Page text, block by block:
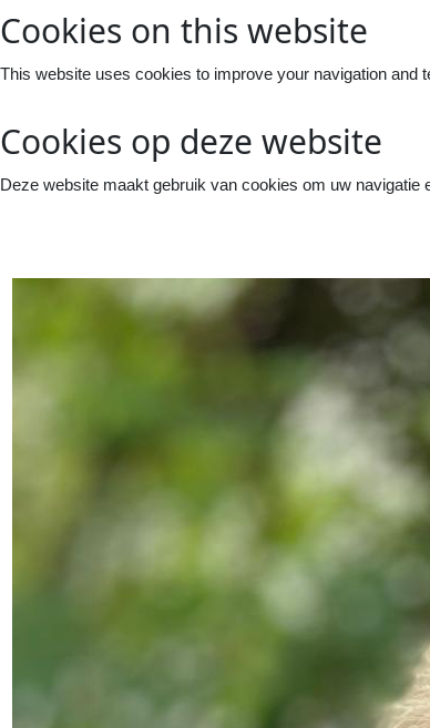
Cookies on this website
This website uses cookies to improve your navigation and
Cookies op deze website
Deze website maakt gebruik van cookies om uw navigatie